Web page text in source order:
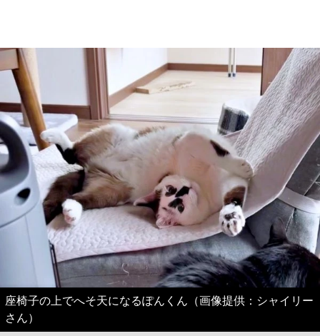
座椅子の上でへそ天になるぽんくん（画像提供：シャイリー
さん）